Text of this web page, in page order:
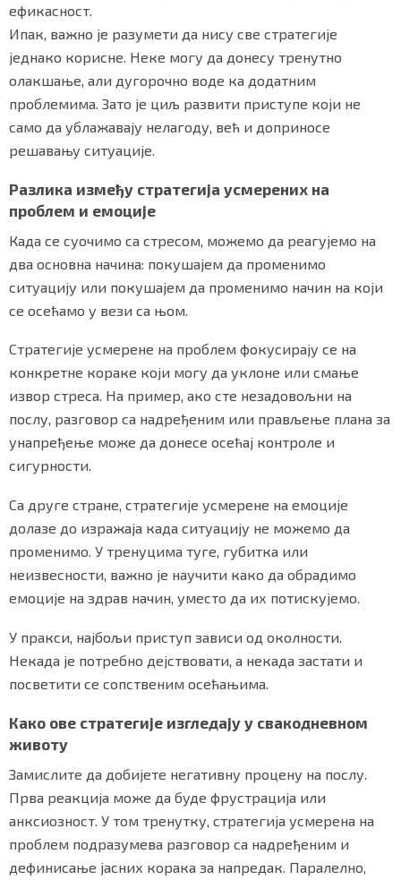
ефикасност.
Ипак, важно је разумети да нису све стратегије
једнако корисне. Неке могу да донесу тренутно
олакшање, али дугорочно воде ка додатним
проблемима. Зато је циљ развити приступе који не
само да ублажавају нелагоду, већ и доприносе
решавању ситуације.
Разлика између стратегија усмерених на
проблем и емоције
Када се суочимо са стресом, можемо да реагујемо на
два основна начина: покушајем да променимо
ситуацију или покушајем да променимо начин на који
се осећамо у вези са њом.
Стратегије усмерене на проблем фокусирају се на
конкретне кораке који могу да уклоне или смање
извор стреса. На пример, ако сте незадовољни на
послу, разговор са надређеним или прављење плана за
унапређење може да донесе осећај контроле и
сигурности.
Са друге стране, стратегије усмерене на емоције
долазе до изражаја када ситуацију не можемо да
променимо. У тренуцима туге, губитка или
неизвесности, важно је научити како да обрадимо
емоције на здрав начин, уместо да их потискујемо.
У пракси, најбољи приступ зависи од околности.
Некада је потребно дејствовати, а некада застати и
посветити се сопственим осећањима.
Како ове стратегије изгледају у свакодневном
животу
Замислите да добијете негативну процену на послу.
Прва реакција може да буде фрустрација или
анксиозност. У том тренутку, стратегија усмерена на
проблем подразумева разговор са надређеним и
дефинисање јасних корака за напредак. Паралелно,
Маркетинг|Услови коришћења|Политика
ПРЕУЗМИТЕ НАШУ АПЛИКАЦИЈУ